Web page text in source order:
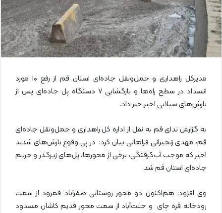
مدیرکل راهداری و حمل‌ونقل جاده‌ای استان قم از رفع ۱۰ مورد
انسداد در سطح راه‌ها و بازگشایی ۷ دستگاه پل جاده‌ای پس از
بارش‌های سیلابی اخیر خبر داد.
به گزارش ندای قم به نقل از اداره کل راهداری و حمل‌ونقل جاده‌ای
قم، مهدی زنجیرانی فراهانی بیان کرد: در پی وقوع بارش‌های شدید
اخیر که موجب آب‌گرفتگی، برخی از محورها، پل‌های زیرگذر و حریم
جاده‌ای استان قم شد.
وی افزود: هم‌اکنون دو محور روستایی صفرآباد قمرود از سمت
رودخانه قره چای و جنت‌آباد از سمت محور قدیم کاشان مسدود